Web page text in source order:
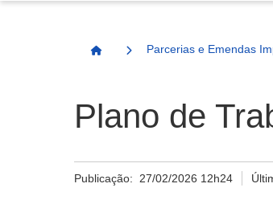
Página Inicial
Parcerias e Emendas
Plano de
Publicação: 27/02/2026 12h24